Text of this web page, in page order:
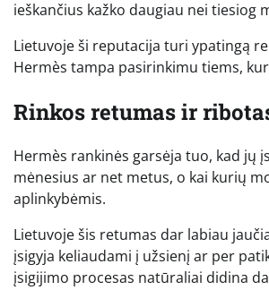
ieškančius kažko daugiau nei tiesiog
Lietuvoje ši reputacija turi ypatingą
Hermès tampa pasirinkimu tiems,
Rinkos retumas ir
Hermès rankinės garsėja tuo, kad jų
mėnesius ar net metus, o kai kurių
aplinkybėmis.
Lietuvoje šis retumas dar labiau
įsigyja keliaudami į užsienį ar per
įsigijimo procesas natūraliai didina